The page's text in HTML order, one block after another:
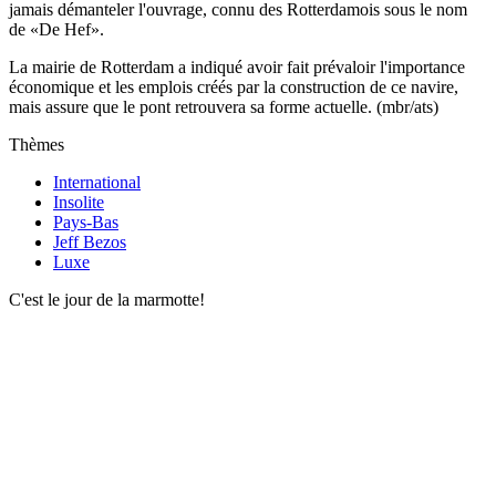
jamais démanteler l'ouvrage, connu des Rotterdamois sous le nom
de «De Hef».
La mairie de Rotterdam a indiqué avoir fait prévaloir l'importance
économique et les emplois créés par la construction de ce navire,
mais assure que le pont retrouvera sa forme actuelle. (mbr/ats)
Thèmes
International
Insolite
Pays-Bas
Jeff Bezos
Luxe
C'est le jour de la marmotte!